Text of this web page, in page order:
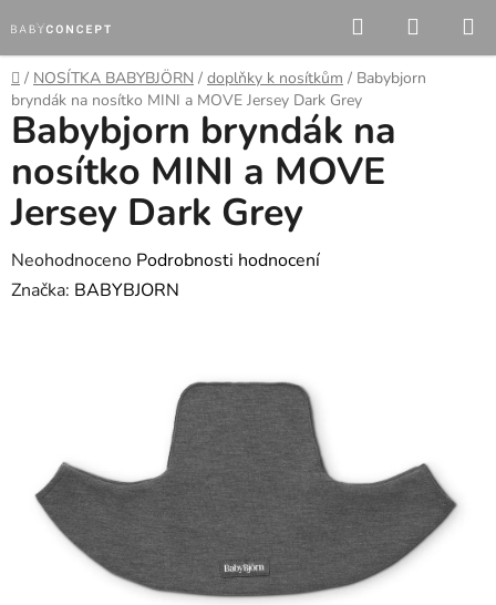
na
obsah
Hledat
KOŠÍK
Domů
/ NOSÍTKA BABYBJÖRN / doplňky k nosítkům / Babybjorn
bryndák na nosítko MINI a MOVE Jersey Dark Grey
Babybjorn bryndák na
nosítko MINI a MOVE
Jersey Dark Grey
Průměrné
hodnocení
hvězdiček.
Neohodnoceno Podrobnosti hodnocení
Značka: BABYBJORN